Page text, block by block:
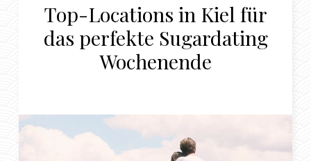
Top-Locations in Kiel für
das perfekte Sugardating
Wochenende